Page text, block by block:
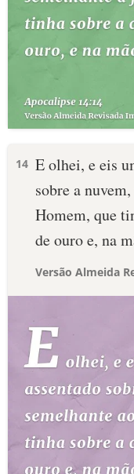
14 E olhei, e eis
sobre a
Homem, que
de ouro e, na
Versão Almeida